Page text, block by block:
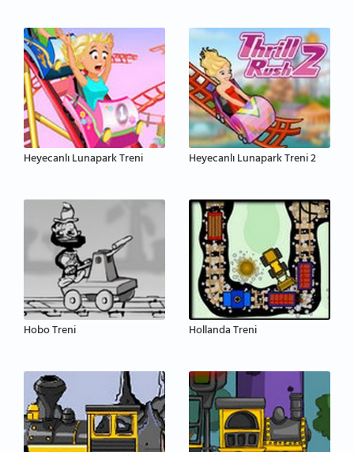
Heyecanlı Lunapark Treni Heyecanlı Lunapark Treni 2
Hobo Treni Hollanda Treni